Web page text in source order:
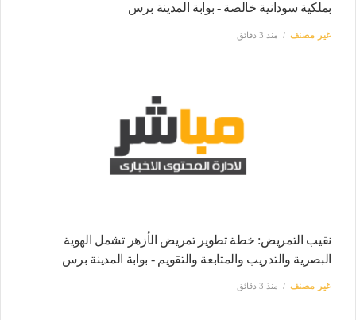
بملكية سودانية خالصة - بوابة المدينة برس
غير مصنف منذ 3 دقائق
نقيب التمريض: خطة تطوير تمريض الأزهر تشمل الهوية
البصرية والتدريب والمتابعة والتقويم - بوابة المدينة برس
غير مصنف منذ 3 دقائق